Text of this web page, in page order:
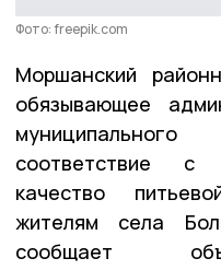
Фото: freepik.com
Моршанский
обязывающее
соответствие с
качество
жителям села
сообщает